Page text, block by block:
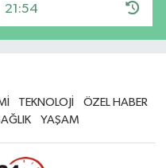
21:54
TEKNOLOJİ
ÖZEL HABER
YAŞAM